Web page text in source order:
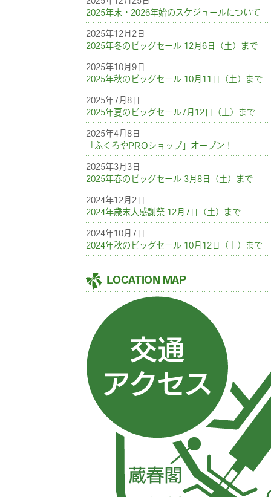
2025年末・2026年始のスケジュールについて
2025年12月2日
2025年冬のビッグセール 12月6日（土）まで
2025年10月9日
2025年秋のビッグセール 10月11日（土）まで
2025年7月8日
2025年夏のビッグセール7月12日（土）まで
2025年4月8日
「ふくろやPROショップ」オープン！
2025年3月3日
2025年春のビッグセール 3月8日（土）まで
2024年12月2日
2024年歳末大感謝祭 12月7日（土）まで
2024年10月7日
2024年秋のビッグセール 10月12日（土）まで
LOCATION MAP